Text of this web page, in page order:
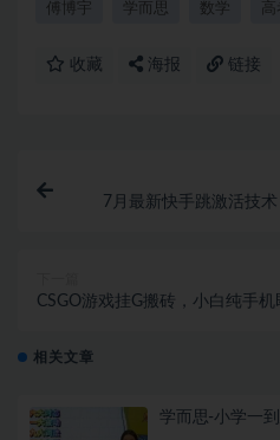
傅博宇 学而思 数学 高
收藏 海报 链接
7月最新快手跳激活技
CSGO游戏挂G搬砖，小白纯手
相关文章
学而思-小学一